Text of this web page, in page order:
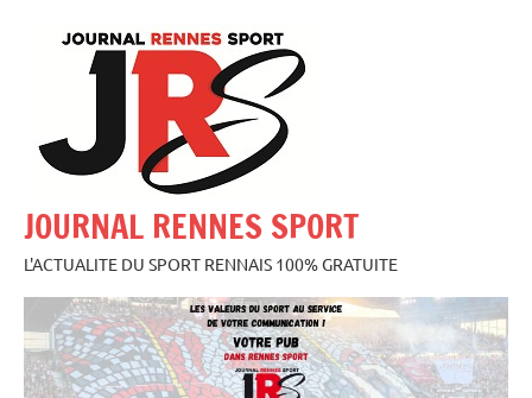
JOURNAL RENNES SPORT
L'ACTUALITE DU SPORT RENNAIS 100% GRATUITE